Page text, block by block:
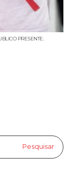
PRESENTE.